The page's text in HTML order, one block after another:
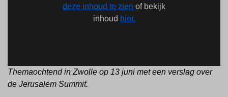
deze inhoud te zien of bekijk
inhoud hier.
Themaochtend in Zwolle op 13 juni met een verslag over
de Jerusalem Summit.